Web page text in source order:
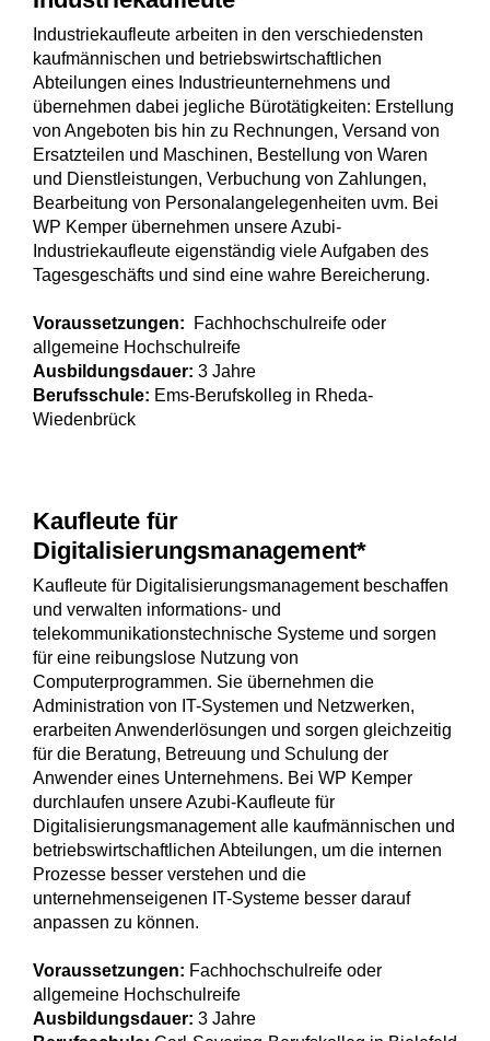
Industriekaufleute arbeiten in den verschiedensten
kaufmännischen und betriebswirtschaftlichen
Abteilungen eines Industrieunternehmens und
übernehmen dabei jegliche Bürotätigkeiten: Erstellung
von Angeboten bis hin zu Rechnungen, Versand von
Ersatzteilen und Maschinen, Bestellung von Waren
und Dienstleistungen, Verbuchung von Zahlungen,
Bearbeitung von Personalangelegenheiten uvm. Bei
WP Kemper übernehmen unsere Azubi-
Industriekaufleute eigenständig viele Aufgaben des
Tagesgeschäfts und sind eine wahre Bereicherung.
Voraussetzungen: Fachhochschulreife oder
allgemeine Hochschulreife
Ausbildungsdauer: 3 Jahre
Berufsschule: Ems-Berufskolleg in Rheda-
Wiedenbrück
Kaufleute für
Digitalisierungsmanagement*
Kaufleute für Digitalisierungsmanagement beschaffen
und verwalten informations- und
telekommunikationstechnische Systeme und sorgen
für eine reibungslose Nutzung von
Computerprogrammen. Sie übernehmen die
Administration von IT-Systemen und Netzwerken,
erarbeiten Anwenderlösungen und sorgen gleichzeitig
für die Beratung, Betreuung und Schulung der
Anwender eines Unternehmens. Bei WP Kemper
durchlaufen unsere Azubi-Kaufleute für
Digitalisierungsmanagement alle kaufmännischen und
betriebswirtschaftlichen Abteilungen, um die internen
Prozesse besser verstehen und die
unternehmenseigenen IT-Systeme besser darauf
anpassen zu können.
Voraussetzungen: Fachhochschulreife oder
allgemeine Hochschulreife
Ausbildungsdauer: 3 Jahre